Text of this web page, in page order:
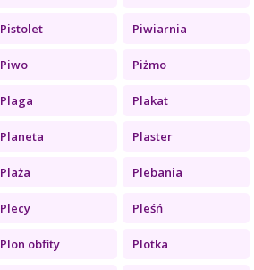
Pistolet Piwiarnia
Piwo Piżmo
Plaga Plakat
Planeta Plaster
Plaża Plebania
Plecy Pleśń
Plon obfity Plotka